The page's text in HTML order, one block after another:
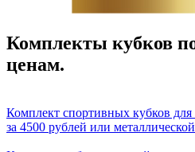
Комплекты кубков
ценам.
Комплект спортивных кубков
за 4500 рублей или